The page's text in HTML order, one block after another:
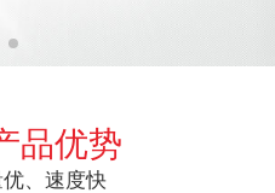
品优势
、速度快